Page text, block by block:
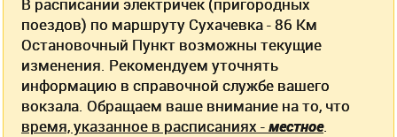
поездов) по маршруту Сухачевка - 86 Км
Остановочный Пункт возможны текущие
изменения. Рекомендуем уточнять
информацию в справочной службе вашего
вокзала. Обращаем ваше внимание на то, что
время, указанное в расписаниях -местное.